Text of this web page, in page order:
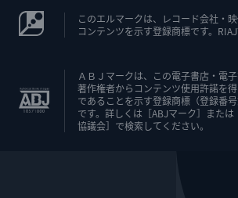
このエルマークは、レコード会社・
コンテンツを示す登録商標です。
ＡＢＪマークは、この電子書店・電子
著作権者からコンテンツ使用許諾を
であることを示す登録商標（登録番号
です。詳しくは［ABJマーク］また
協議会］で検索してください。